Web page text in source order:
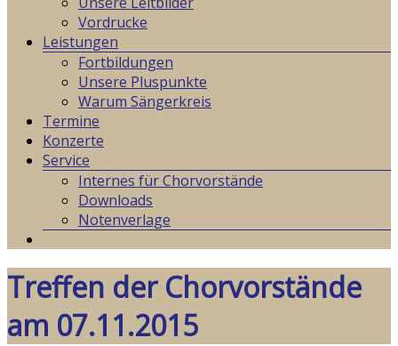
Vordrucke
Leistungen
Fortbildungen
Unsere Pluspunkte
Warum Sängerkreis
Termine
Konzerte
Service
Internes für Chorvorstände
Downloads
Notenverlage
Treffen der Chorvorstände
am 07.11.2015